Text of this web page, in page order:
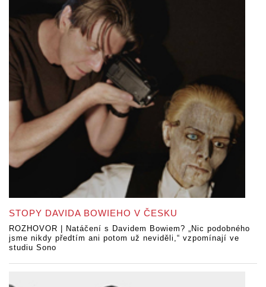
STOPY DAVIDA BOWIEHO V ČESKU
ROZHOVOR | Natáčení s Davidem Bowiem? „Nic podobného
jsme nikdy předtím ani potom už neviděli,“ vzpomínají ve
studiu Sono